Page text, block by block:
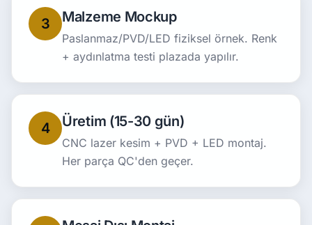
3 Malzeme Mockup
Paslanmaz/PVD/LED fiziksel örnek. Renk
+ aydınlatma testi plazada yapılır.
4 Üretim (15-30 gün)
CNC lazer kesim + PVD + LED montaj.
Her parça QC'den geçer.